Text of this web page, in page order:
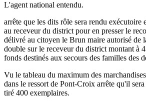
L'agent national entendu.
arrête que les dits rôle sera rendu exécutoire
au receveur du district pour en presser le
délivré au citoyen le Brun maire autorisé de
double sur le receveur du district montant à
fonds destinés aux secours des familles des
Vu le tableau du maximum des
dans le ressort de Pont-Croix arrête qu'il
tiré 400 exemplaires.